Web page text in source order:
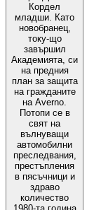
Кордел
младши. Като
новобранец,
току-що
завършил
Академията, си
на предния
план за защита
на гражданите
на Аverno.
Потопи се в
свят на
вълнуващи
автомобилни
преследвания,
престъпления
в пясъчници и
здраво
количество